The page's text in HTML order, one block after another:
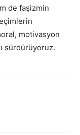
de faşizmin
motivasyon
sürdürüyoruz.